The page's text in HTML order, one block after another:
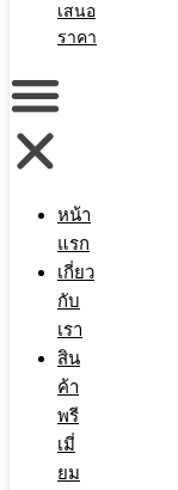
เสนอ
ราคา
หน้า
แรก
เกี่ยว
กับ
เรา
สิน
ค้า
พรี
เมี่
ยม